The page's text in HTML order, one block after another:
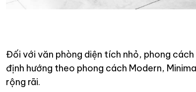
Đối với văn phòng diện tích nhỏ, phong
định hướng theo phong cách Modern,
rộng rãi.